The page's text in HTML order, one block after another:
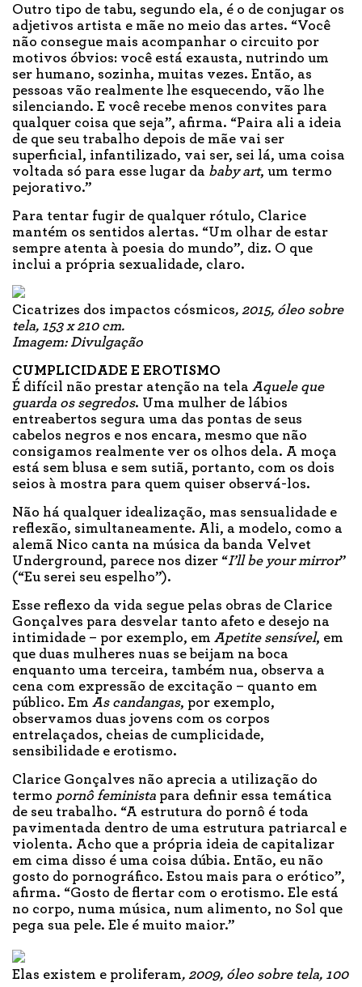
Outro tipo de tabu, segundo ela, é o de conjugar os
adjetivos artista e mãe no meio das artes. “Você
não consegue mais acompanhar o circuito por
motivos óbvios: você está exausta, nutrindo um
ser humano, sozinha, muitas vezes. Então, as
pessoas vão realmente lhe esquecendo, vão lhe
silenciando. E você recebe menos convites para
qualquer coisa que seja”, afirma. “Paira ali a ideia
de que seu trabalho depois de mãe vai ser
superficial, infantilizado, vai ser, sei lá, uma coisa
voltada só para esse lugar da baby art, um termo
pejorativo.”
Para tentar fugir de qualquer rótulo, Clarice
mantém os sentidos alertas. “Um olhar de estar
sempre atenta à poesia do mundo”, diz. O que
inclui a própria sexualidade, claro.
Cicatrizes dos impactos cósmicos, 2015, óleo sobre
tela, 153 x 210 cm.
Imagem: Divulgação
CUMPLICIDADE E EROTISMO
É difícil não prestar atenção na tela Aquele que
guarda os segredos. Uma mulher de lábios
entreabertos segura uma das pontas de seus
cabelos negros e nos encara, mesmo que não
consigamos realmente ver os olhos dela. A moça
está sem blusa e sem sutiã, portanto, com os dois
seios à mostra para quem quiser observá-los.
Não há qualquer idealização, mas sensualidade e
reflexão, simultaneamente. Ali, a modelo, como a
alemã Nico canta na música da banda Velvet
Underground, parece nos dizer “I’ll be your mirror”
(“Eu serei seu espelho”).
Esse reflexo da vida segue pelas obras de Clarice
Gonçalves para desvelar tanto afeto e desejo na
intimidade – por exemplo, em Apetite sensível, em
que duas mulheres nuas se beijam na boca
enquanto uma terceira, também nua, observa a
cena com expressão de excitação – quanto em
público. Em As candangas, por exemplo,
observamos duas jovens com os corpos
entrelaçados, cheias de cumplicidade,
sensibilidade e erotismo.
Clarice Gonçalves não aprecia a utilização do
termo pornô feminista para definir essa temática
de seu trabalho. “A estrutura do pornô é toda
pavimentada dentro de uma estrutura patriarcal e
violenta. Acho que a própria ideia de capitalizar
em cima disso é uma coisa dúbia. Então, eu não
gosto do pornográfico. Estou mais para o erótico”,
afirma. “Gosto de flertar com o erotismo. Ele está
no corpo, numa música, num alimento, no Sol que
pega sua pele. Ele é muito maior.”
Elas existem e proliferam, 2009, óleo sobre tela, 100